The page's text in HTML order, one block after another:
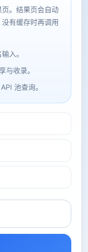
。结果页会自动
有缓存时再调用
入。
与收录。
池查询。